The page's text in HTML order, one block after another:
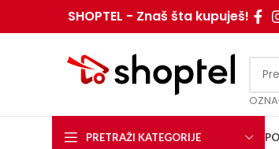
SHOPTEL - Znaš šta kupuješ!
PRETRAŽI KATEGORIJE